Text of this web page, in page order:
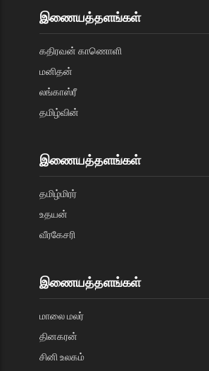
இணையத்தளங்கள்
கதிரவன் காணொளி
மனிதன்
லங்காஸ்ரீ
தமிழ்வின்
இணையத்தளங்கள்
தமிழ்மிரர்
உதயன்
வீரகேசரி
இணையத்தளங்கள்
மாலை மலர்
தினகரன்
சினி உலகம்